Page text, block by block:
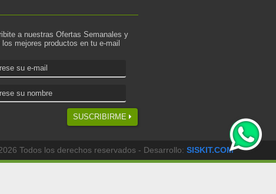
a nuestras Ofertas Semanales y
los mejores productos en tu e-mail
SUSCRIBIRME
Todos los derechos reservados - Desarrollo: SISKIT.COM